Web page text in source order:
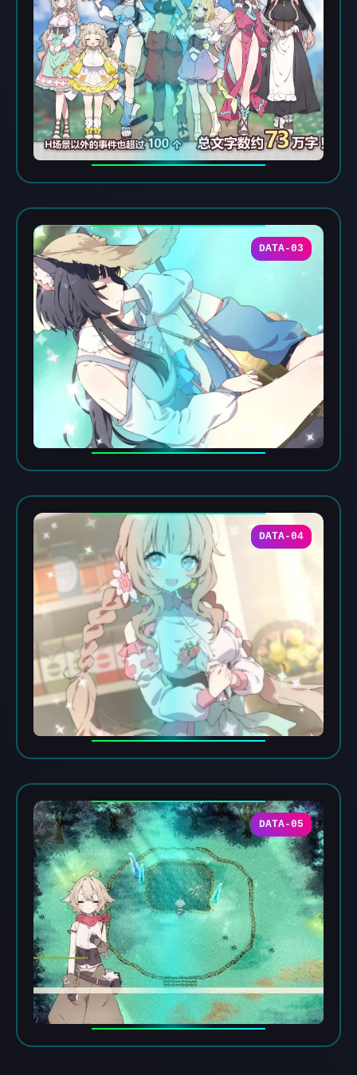
DATA-03
DATA-04
DATA-05